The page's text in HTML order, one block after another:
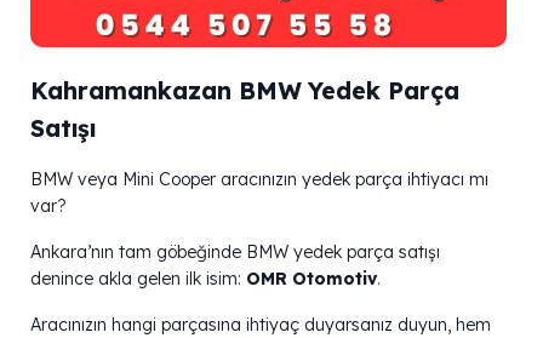
Kahramankazan BMW Yedek Parça
Satışı
BMW veya Mini Cooper aracınızın yedek parça ihtiyacı mı
var?
Ankara’nın tam göbeğinde BMW yedek parça satışı
denince akla gelen ilk isim: OMR Otomotiv.
Aracınızın hangi parçasına ihtiyaç duyarsanız duyun, hem